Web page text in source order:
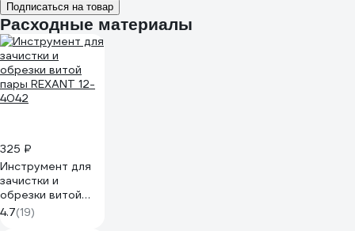
Подписаться на товар
Расходные материалы
325 ₽
Инструмент для
зачистки и
обрезки витой
пары REXANT 12-
4042
4.7(19)